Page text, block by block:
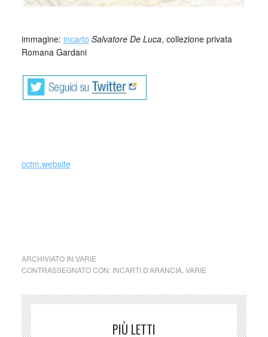
immagine: incarto Salvatore De Luca, collezione privata
Romana Gardani
cctm.website
ARCHIVIATO IN:VARIE
CONTRASSEGNATO CON: INCARTI D'ARANCIA, VARIE
PIÙ LETTI